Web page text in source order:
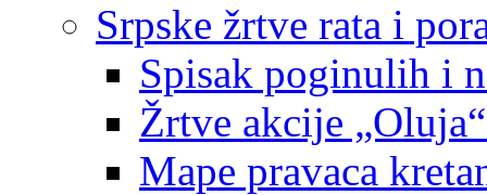
Srpske žrtve rata i
Spisak poginulih i
Žrtve akcije
Mape pravaca